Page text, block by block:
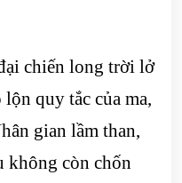
chiến long trời lở
quy tắc của ma,
gian lầm than,
không còn chốn